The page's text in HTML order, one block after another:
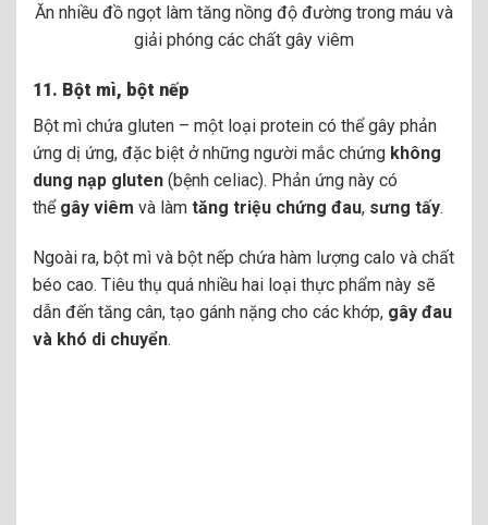
Ăn nhiều đồ ngọt làm tăng nồng độ đường trong máu và
giải phóng các chất gây viêm
11. Bột mì, bột nếp
Bột mì chứa gluten – một loại protein có thể gây phản
ứng dị ứng, đặc biệt ở những người mắc chứng không
dung nạp gluten (bệnh celiac). Phản ứng này có
thể gây viêm và làm tăng triệu chứng đau, sưng tấy.
Ngoài ra, bột mì và bột nếp chứa hàm lượng calo và chất
béo cao. Tiêu thụ quá nhiều hai loại thực phẩm này sẽ
dẫn đến tăng cân, tạo gánh nặng cho các khớp, gây đau
và khó di chuyển.